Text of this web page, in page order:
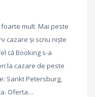
mult. Mai peste
cazare și scriu niște
că Booking s-a
la cazare de peste
Sankt Petersburg,
Oferta…